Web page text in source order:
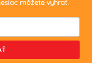
29, 949 01 Nitra, IČO:
môžete vyhrať.